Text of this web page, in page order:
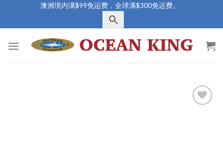
content
澳洲境内满$99免运费，全球满$300免运费。